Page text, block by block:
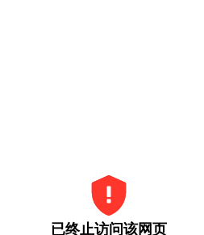
已终止访问该网页